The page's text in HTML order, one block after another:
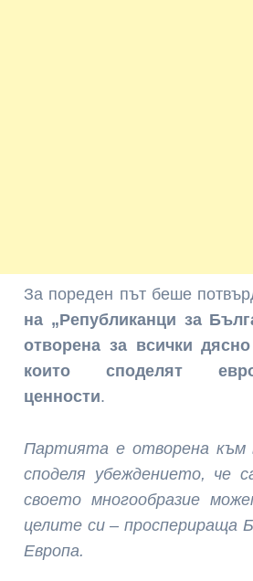
За пореден път беше
на „Републиканци за
отворена за всички
които споделят
ценности.
Партията е отворена към
споделя убеждението, че
своето многообразие
целите си – просперираща
Европа.